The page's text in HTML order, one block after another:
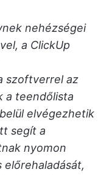
nehézségei
a ClickUp
szoftverrel az
a teendőlista
elvégezhetik
segít a
nyomon